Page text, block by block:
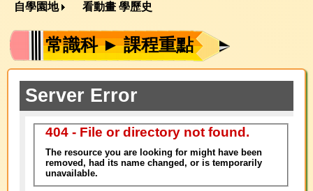
自學園地
看動畫 學歷史
常識科 ► 課程重點